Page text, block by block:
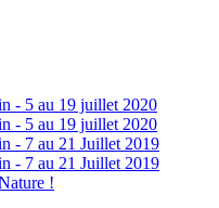
- 5 au 19 juillet 2020
- 5 au 19 juillet 2020
- 7 au 21 Juillet 2019
- 7 au 21 Juillet 2019
!